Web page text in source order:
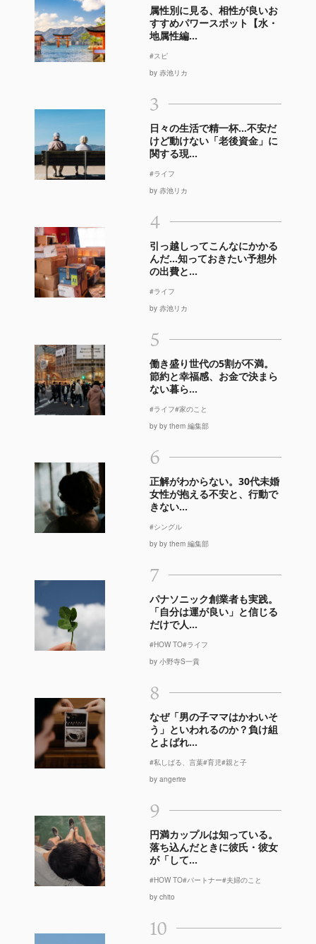
属性別に見る、相性が良いお
すすめパワースポット【水・
地属性編...
#スピ
by 赤池リカ
3
日々の生活で精一杯…不安だ
けど動けない「老後資金」に
関する現...
#ライフ
by 赤池リカ
4
引っ越しってこんなにかかる
んだ…知っておきたい予想外
の出費と...
#ライフ
by 赤池リカ
5
働き盛り世代の5割が不満。
節約と幸福感、お金で決まら
ない暮ら...
#ライフ#家のこと
by by them 編集部
6
正解がわからない。30代未婚
女性が抱える不安と、行動で
きない...
#シングル
by by them 編集部
7
パナソニック創業者も実践。
「自分は運が良い」と信じる
だけで人...
#HOW TO#ライフ
by 小野寺S一貴
8
なぜ「男の子ママはかわいそ
う」といわれるのか？負け組
とよばれ...
#私しばる、言葉#育児#親と子
by angerire
9
円満カップルは知っている。
落ち込んだときに彼氏・彼女
が「して...
#HOW TO#パートナー#夫婦のこと
by chito
10